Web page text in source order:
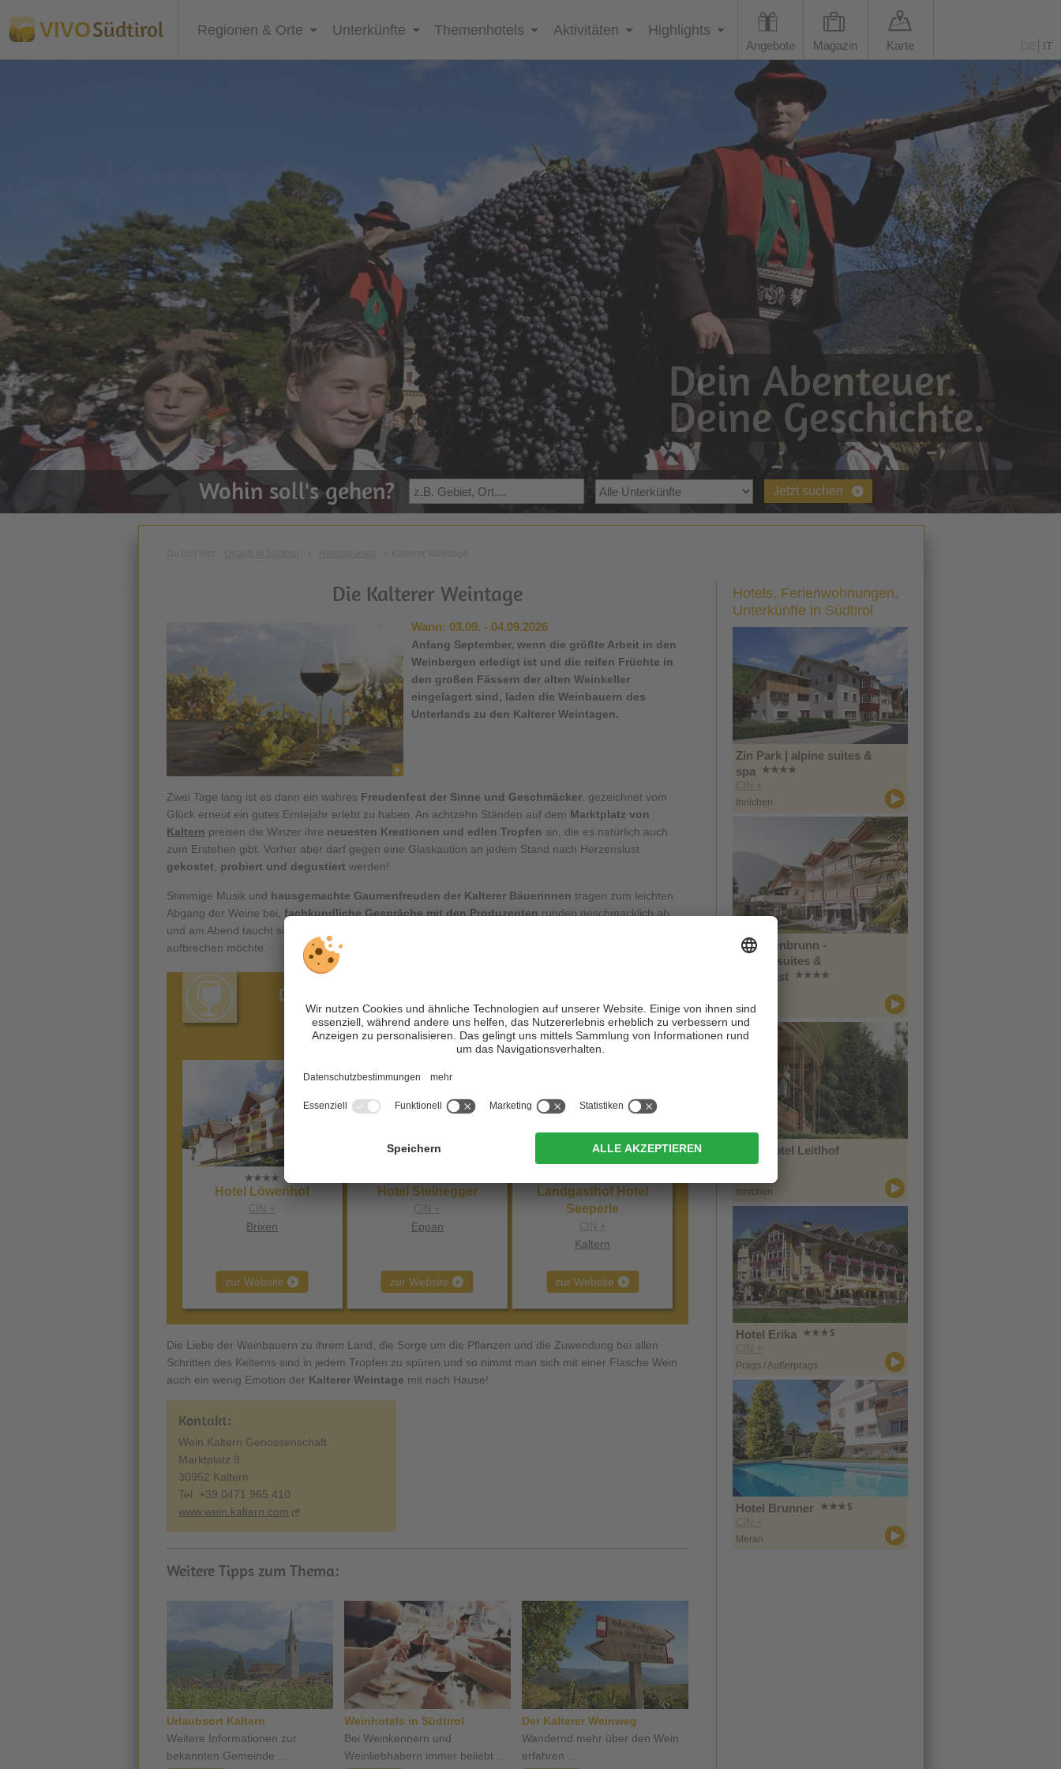
VIVOSüdtirol Regionen & Orte Unterkünfte Themenhotels Aktivitäten Highlights
Angebote Magazin Karte IT
Dein Abenteuer.
Deine Geschichte.
Wohin soll's gehen? Jetzt suchen
Die Kalterer Weintage
Wann: 03.09. - 04.09.2026
Anfang September, wenn die größte Arbeit in den
Weinbergen erledigt ist und die reifen Früchte in
den großen Fässern der alten Weinkeller
eingelagert sind, laden die Weinbauern des
Unterlands zu den Kalterer Weintagen.
Zwei Tage lang ist es dann ein wahres Freudenfest der Sinne und Geschmäcker , gezeichnet vom
Glück erneut ein gutes Erntejahr erlebt zu haben. An achtzehn Ständen auf dem Marktplatz von
Kaltern preisen die Winzer ihre neuesten Kreationen und edlen Tropfen an, die es natürlich auch
zum Erstehen gibt. Vorher aber darf gegen eine Glaskaution an jedem Stand nach Herzenslust
gekostet
probiert und degustiert werden!
Stimmige Musik und hausgemachte Gaumenfreuden der Kalterer Bäuerinnen tragen zum leichten
Abgang der Weine bei, fachkundliche Gespräche mit den Produzenten runden geschmacklich ab
und am Abend taucht sich der ganze Platz in eine romantische Stimmung, dass man gar nicht mehr
aufbrechen möchte.
Die besten Hotels für Deinen Weinurlaub
Zu allen Weinhotels
Hotel Löwenhof
CIN +
Brixen
zur Website
Hotel Steinegger
CIN +
Eppan
zur Website
Landgasthof Hotel
Seeperle
CIN +
Kaltern
zur Website
Die Liebe der Weinbauern zu ihrem Land, die Sorge um die Pflanzen und die Zuwendung bei allen
Schritten des Kelterns sind in jedem Tropfen zu spüren und so nimmt man sich mit einer Flasche Wein
auch ein wenig Emotion der Kalterer Weintage mit nach Hause!
Kontakt:
Wein.Kaltern Genossenschaft
Marktplatz 8
30952 Kaltern
Tel. +39 0471 965 410
www.wein.kaltern.com
Weitere Tipps zum Thema:
Urlaubsort Kaltern
Weitere Informationen zur
bekannten Gemeinde ...
Weinhotels in Südtirol
Bei Weinkennern und
Weinliebhabern immer beliebt ...
Der Kalterer Weinweg
Wandernd mehr über den Wein
erfahren ...
Hotels, Ferienwohnungen,
Unterkünfte in Südtirol
Zin Park | alpine suites &
spa
CIN +
Innichen
Im Tiefenbrunn -
Gardensuites &
Breakfast
Lana
Naturhotel Leitlhof
Innichen
Hotel Erika
CIN +
Prags / Außerprags
Hotel Brunner
CIN +
Meran